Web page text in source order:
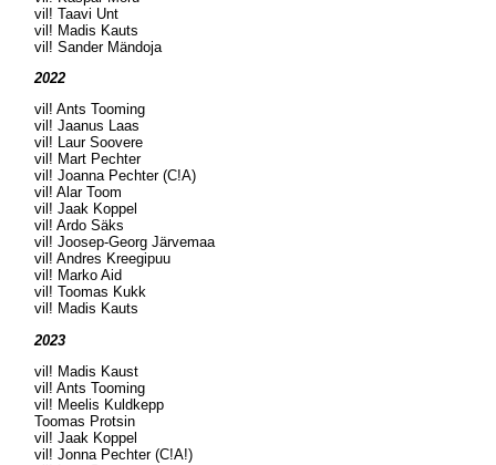
vil! Taavi Unt
vil! Madis Kauts
vil! Sander Mändoja
2022
vil! Ants Tooming
vil! Jaanus Laas
vil! Laur Soovere
vil! Mart Pechter
vil! Joanna Pechter (C!A)
vil! Alar Toom
vil! Jaak Koppel
vil! Ardo Säks
vil! Joosep-Georg Järvemaa
vil! Andres Kreegipuu
vil! Marko Aid
vil! Toomas Kukk
vil! Madis Kauts
2023
vil! Madis Kaust
vil! Ants Tooming
vil! Meelis Kuldkepp
Toomas Protsin
vil! Jaak Koppel
vil! Jonna Pechter (C!A!)